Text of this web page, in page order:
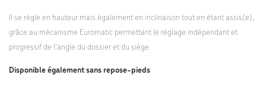
Il se règle en hauteur mais également en inclinaison tout en étant assis(e),
grâce au mécanisme Euromatic permettant le réglage indépendant et
progressif de l’angle du dossier et du siège.
Disponible également sans repose-pieds